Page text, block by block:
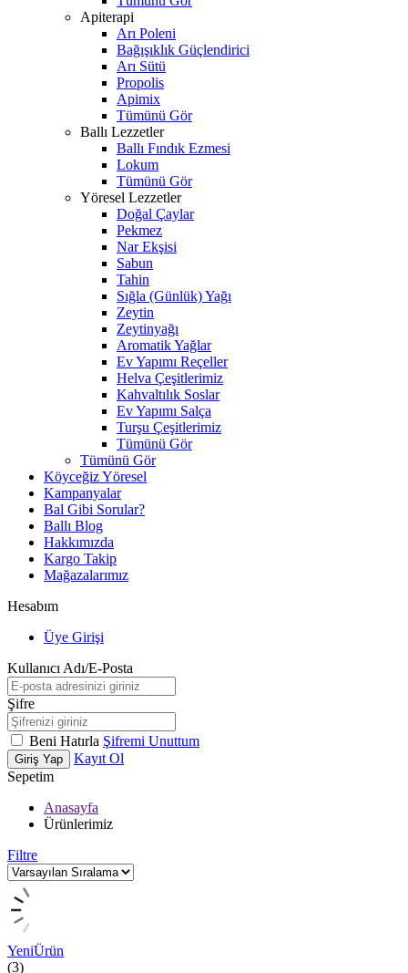
Apiterapi
Arı Poleni
Bağışıklık Güçlendirici
Arı Sütü
Propolis
Apimix
Tümünü Gör
Ballı Lezzetler
Ballı Fındık Ezmesi
Lokum
Tümünü Gör
Yöresel Lezzetler
Doğal Çaylar
Pekmez
Nar Ekşisi
Sabun
Tahin
Sığla (Günlük) Yağı
Zeytin
Zeytinyağı
Aromatik Yağlar
Ev Yapımı Reçeller
Helva Çeşitlerimiz
Kahvaltılık Soslar
Ev Yapımı Salça
Turşu Çeşitlerimiz
Tümünü Gör
Tümünü Gör
Köyceğiz Yöresel
Kampanyalar
Bal Gibi Sorular?
Ballı Blog
Hakkımızda
Kargo Takip
Mağazalarımız
Hesabım
Üye Girişi
Kullanıcı Adı/E-Posta
Şifre
Beni Hatırla Şifremi Unuttum
Giriş Yap
Kayıt Ol
Sepetim
Anasayfa
Ürünlerimiz
Filtre
YeniÜrün
(3)